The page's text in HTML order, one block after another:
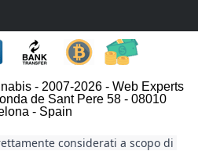
- 2007-2026 - Web Experts
de Sant Pere 58 - 08010
- Spain
considerati a scopo di